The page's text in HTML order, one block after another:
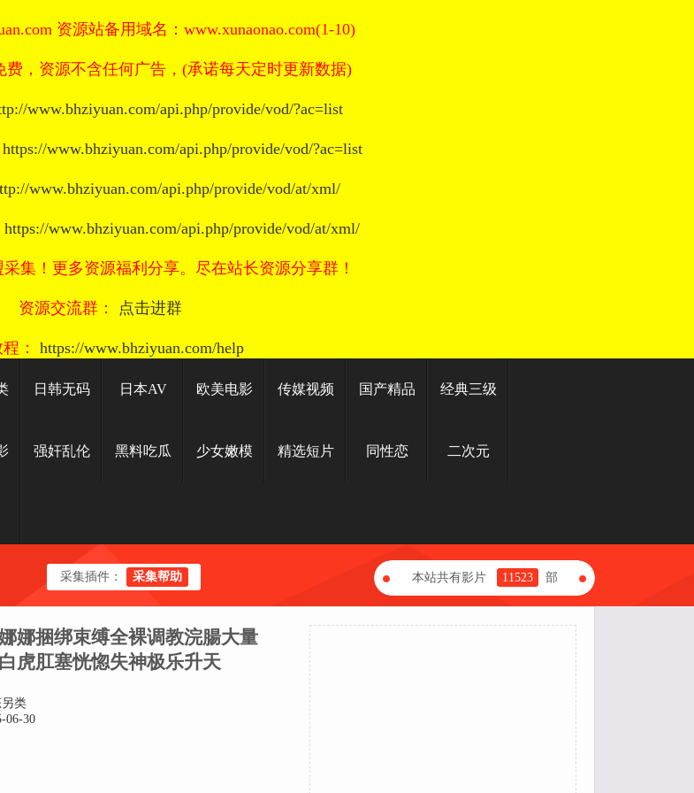
资源站备用域名：www.xunaonao.com(1-10)
费，资源不含任何广告，(承诺每天定时更新数据)
www.bhziyuan.com/api.php/provide/vod/?ac=list
https://www.bhziyuan.com/api.php/provide/vod/?ac=list
www.bhziyuan.com/api.php/provide/vod/at/xml/
https://www.bhziyuan.com/api.php/provide/vod/at/xml/
集！更多资源福利分享。尽在站长资源分享群！
资源交流群： 点击进群
： https://www.bhziyuan.com/help
日韩无码 日本AV 欧美电影 传媒视频 国产精品 经典三级
强奸乱伦 黑料吃瓜 少女嫩模 精选短片 同性恋 二次元
采集插件： 采集帮助 本站共有影片 11523 部
娜捆绑束缚全裸调教浣腸大量
虎肛塞恍惚失神极乐升天
类
06-30